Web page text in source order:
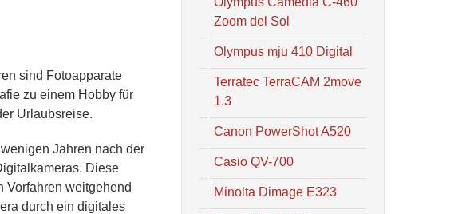
sind Fotoapparate
zu einem Hobby für
Urlaubsreise.
Jahren nach der
Diese
Vorfahren weitgehend
durch ein digitales
Zoom del Sol
Olympus mju 410 Digital
Terratec TerraCAM 2move
1.3
Canon PowerShot A520
Casio QV-700
Minolta Dimage E323